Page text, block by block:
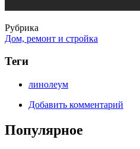
Рубрика
Дом, ремонт и стройка
Теги
линолеум
Добавить комментарий
Популярное